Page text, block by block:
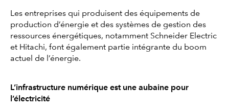
Les entreprises qui produisent des équipements de
production d’énergie et des systèmes de gestion des
ressources énergétiques, notamment Schneider Electric
et Hitachi, font également partie intégrante du boom
actuel de l’énergie.
L’infrastructure numérique est une aubaine pour
l’électricité